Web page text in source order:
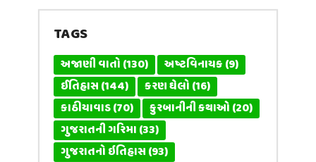
TAGS
અજાણી વાતો(130) અષ્ટવિનાયક(9)
ઈતિહાસ(144) કરણ ઘેલો(16)
કાઠીયાવાડ(70) કુરબાનીની કથાઓ(20)
ગુજરાતની ગરિમા(33)
ગુજરાતનો ઇતિહાસ(93)